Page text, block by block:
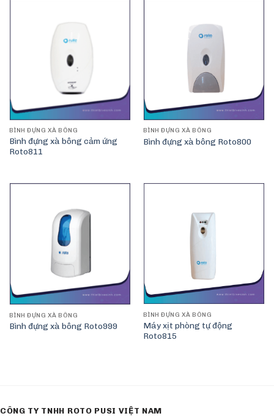
BÌNH ĐỰNG XÀ BÔNG
Bình đựng xà bông cảm ứng
Roto811
BÌNH ĐỰNG XÀ BÔNG
Bình đựng xà bông Roto800
BÌNH ĐỰNG XÀ BÔNG
Bình đựng xà bông Roto999
BÌNH ĐỰNG XÀ BÔNG
Máy xịt phòng tự động
Roto815
CÔNG TY TNHH ROTO PUSI VIỆT NAM